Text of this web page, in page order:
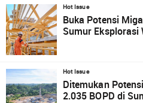
Hot Issue
Buka Potensi
Sumur Eksplorasi
Hot Issue
Ditemukan
2.035 BOPD di